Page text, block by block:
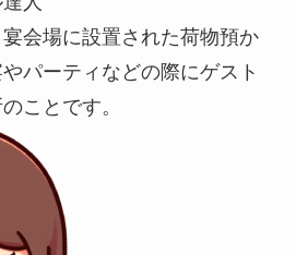
会場に設置された荷物預か
パーティなどの際にゲスト
ことです。